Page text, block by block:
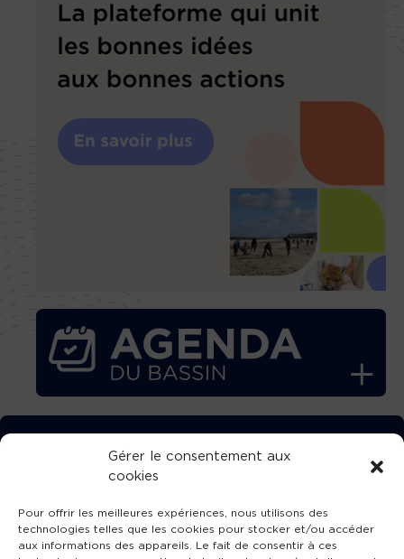
Gérer le consentement aux
cookies
Pour offrir les meilleures expériences, nous utilisons des
technologies telles que les cookies pour stocker et/ou accéder
aux informations des appareils. Le fait de consentir à ces
TÉLÉCHARGEZ GRATUITEMENT
L’APPLICATION TVBA !